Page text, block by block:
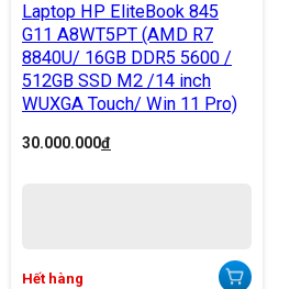
Laptop HP EliteBook 845
G11 A8WT5PT (AMD R7
8840U/ 16GB DDR5 5600 /
512GB SSD M2 /14 inch
WUXGA Touch/ Win 11 Pro)
30.000.000đ
Hết hàng